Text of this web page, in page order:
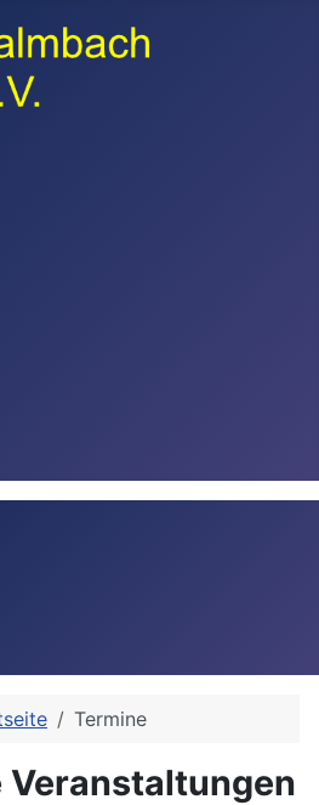
Termine
Veranstaltungen